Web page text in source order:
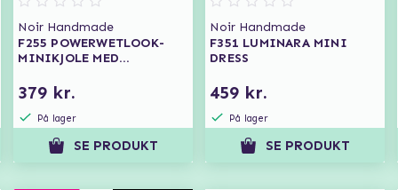
Noir Handmade
F255 POWERWETLOOK-
MINIKJOLE MED
379 kr.
På lager
SE PRODUKT
Noir Handmade
F351 LUMINARA MINI
DRESS
459 kr.
På lager
SE PRODUKT